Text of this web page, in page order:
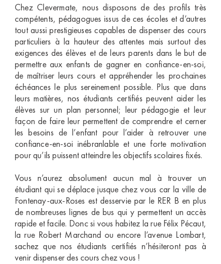
Chez Clevermate, nous disposons de des profils très
compétents, pédagogues issus de ces écoles et d’autres
tout aussi prestigieuses capables de dispenser des cours
particuliers à la hauteur des attentes mais surtout des
exigences des élèves et de leurs parents dans le but de
permettre aux enfants de gagner en confiance-en-soi,
de maîtriser leurs cours et appréhender les prochaines
échéances le plus sereinement possible. Plus que dans
leurs matières, nos étudiants certifiés peuvent aider les
élèves sur un plan personnel; leur pédagogie et leur
façon de faire leur permettent de comprendre et cerner
les besoins de l’enfant pour l’aider à retrouver une
confiance-en-soi inébranlable et une forte motivation
pour qu’ils puissent atteindre les objectifs scolaires fixés.
Vous n’aurez absolument aucun mal à trouver un
étudiant qui se déplace jusque chez vous car la ville de
Fontenay-aux-Roses est desservie par le RER B en plus
de nombreuses lignes de bus qui y permettent un accès
rapide et facile. Donc si vous habitez la rue Félix Pécaut,
la rue Robert Marchand ou encore l’avenue Lombart,
sachez que nos étudiants certifiés n’hésiteront pas à
venir dispenser des cours chez vous !